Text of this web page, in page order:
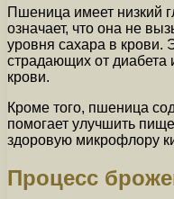
Пшеница имеет низкий
означает, что она не
уровня сахара в крови.
страдающих от диабета
крови.
Кроме того, пшеница
помогает улучшить
здоровую микрофлору
Процесс